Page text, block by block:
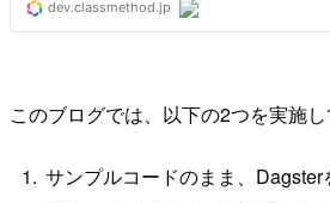
このブログでは、以下の2つを実施し
サンプルコードのまま、